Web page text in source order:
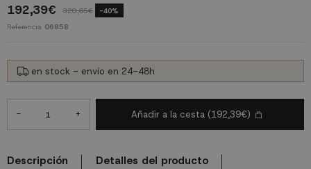
192,39€ 320,65€ -40%
Referencia 06858
en stock - envío en 24-48h
- + Añadir a la cesta (192,39€)
Descripción
Detalles del producto